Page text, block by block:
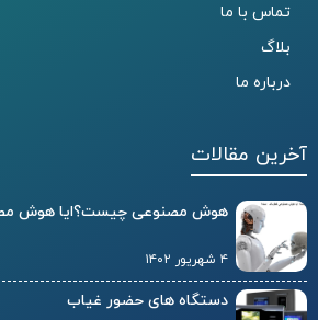
تماس با ما
بلاگ
درباره ما
آخرین مقالات
هوش مصنوعی چیست؟ایا هوش
۴ شهریور ۱۴۰۲
دستگاه های حضور غیاب